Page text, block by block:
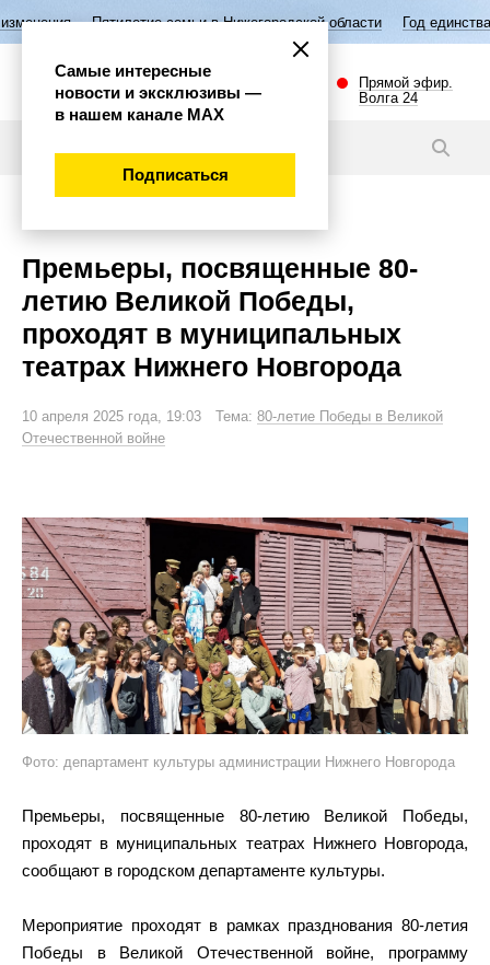
семьи в Нижегородской области Год единства народов
Прямой эфир.
Волга 24
Премьеры, посвященные 80-
летию Великой Победы,
проходят в муниципальных
театрах Нижнего Новгорода
10 апреля 2025 года, 19:03 Тема: 80-летие Победы в Великой
Отечественной войне
Фото: департамент культуры администрации Нижнего Новгорода
Премьеры, посвященные 80-летию Великой Победы,
проходят в муниципальных театрах Нижнего Новгорода,
сообщают в городском департаменте культуры.
Мероприятие проходят в рамках празднования 80-летия
Победы в Великой Отечественной войне, программу
Самые интересные
новости и эксклюзивы —
в нашем канале МАХ
Подписаться